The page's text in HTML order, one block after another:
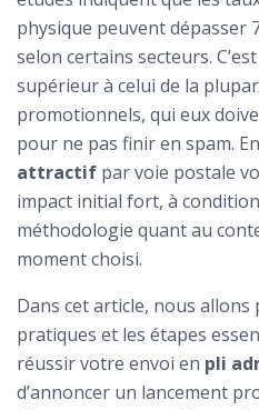
physique peuvent dépasser
selon certains secteurs.
supérieur à celui de la
promotionnels, qui eux
pour ne pas finir en spam.
attractif par voie postale
impact initial fort, à
méthodologie quant au
moment choisi.
Dans cet article, nous
pratiques et les étapes
réussir votre envoi en pli
d’annoncer un lancement